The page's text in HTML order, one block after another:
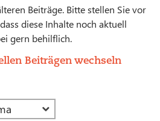
Beiträge. Bitte stellen Sie vor
diese Inhalte noch aktuell
gern behilflich.
Beiträgen wechseln